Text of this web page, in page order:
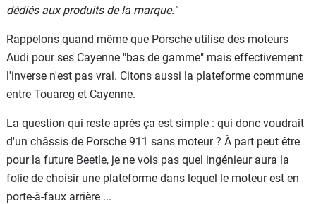
dédiés aux produits de la marque."
Rappelons quand même que Porsche utilise des moteurs
Audi pour ses Cayenne "bas de gamme" mais effectivement
l'inverse n'est pas vrai. Citons aussi la plateforme commune
entre Touareg et Cayenne.
La question qui reste après ça est simple : qui donc voudrait
d'un châssis de Porsche 911 sans moteur ? À part peut être
pour la future Beetle, je ne vois pas quel ingénieur aura la
folie de choisir une plateforme dans lequel le moteur est en
porte-à-faux arrière ...